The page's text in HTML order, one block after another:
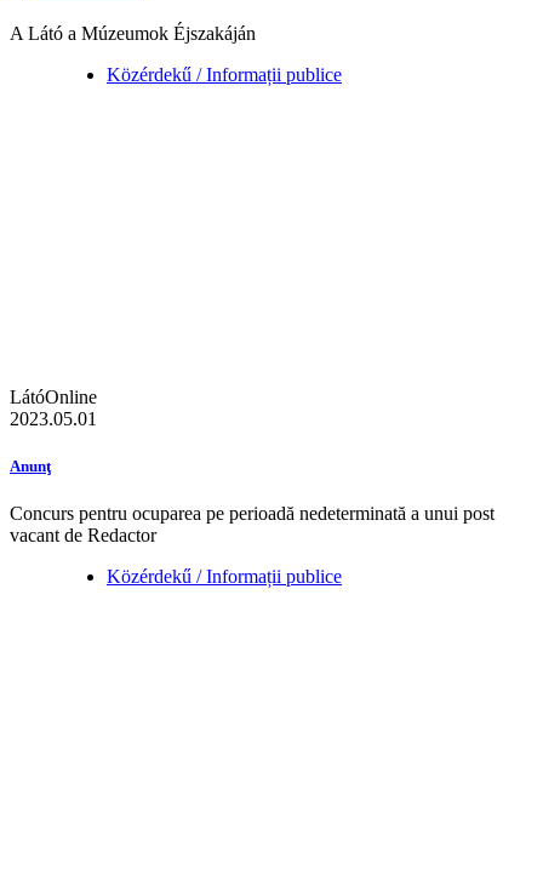
A Látó a Múzeumok Éjszakáján
Közérdekű / Informații publice
LátóOnline
2023.05.01
Anunţ
Concurs pentru ocuparea pe perioadă nedeterminată a unui post
vacant de Redactor
Közérdekű / Informații publice